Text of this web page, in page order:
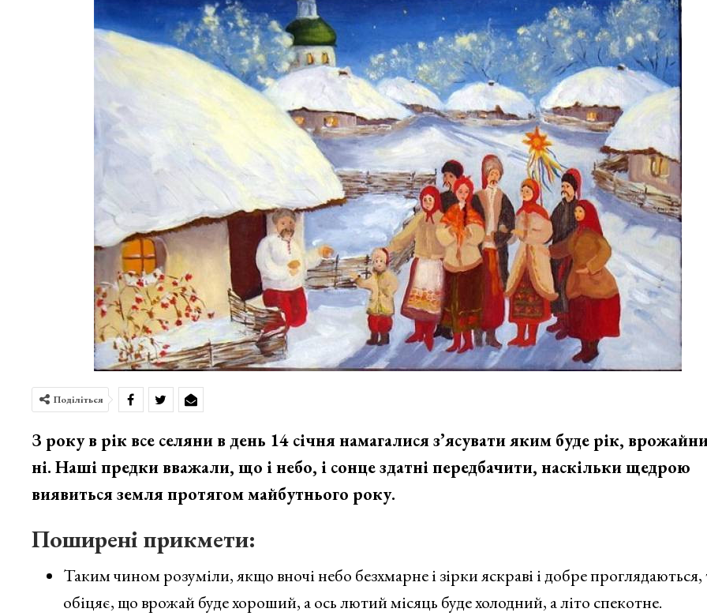
Поділіться
З року в рік все селяни в день 14 січня намагалися з’ясувати яким буде рік,
ні. Наші предки вважали, що і небо, і сонце здатні передбачити, наскільки щедрою
виявиться земля протягом майбутнього року.
Поширені прикмети:
Таким чином розуміли, якщо вночі небо безхмарне і зірки яскраві і добре проглядаються,
обіцяє, що врожай буде хороший, а ось лютий місяць буде холодний, а літо спекотне.